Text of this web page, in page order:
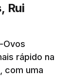
Rui
Ovos
rápido na
com uma